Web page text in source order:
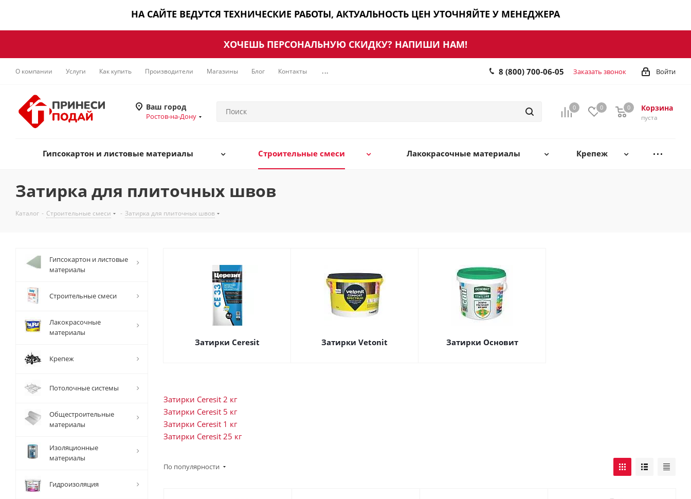
НА САЙТЕ ВЕДУТСЯ ТЕХНИЧЕСКИЕ РАБОТЫ, АКТУАЛЬНОСТЬ ЦЕН УТОЧНЯЙТЕ У МЕНЕДЖЕРА
ХОЧЕШЬ ПЕРСОНАЛЬНУЮ СКИДКУ? НАПИШИ НАМ!
О компании Услуги Как купить Производители Магазины Блог Контакты ... Войти
8 (800) 700-06-05 Заказать звонок
Ваш город
Ростов-на-Дону
0 0 Корзина
0
пуста
0
Гипсокартон и листовые материалы Строительные смеси Лакокрасочные материалы Крепеж
Затирка для плиточных швов
Каталог - Строительные смеси - Затирка для плиточных швов
Затирки Ceresit Затирки Vetonit Затирки Основит
Затирки Ceresit 2 кг
Затирки Ceresit 5 кг
Затирки Ceresit 1 кг
Затирки Ceresit 25 кг
По популярности
Гипсокартон и листовые
материалы
Строительные смеси
Лакокрасочные
материалы
Крепеж
Потолочные системы
Общестроительные
материалы
Изоляционные
материалы
Гидроизоляция